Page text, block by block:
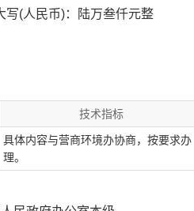
写(人民币)：陆万叁仟元整
技术指标
具体内容与营商环境办协商，按要求办
理。